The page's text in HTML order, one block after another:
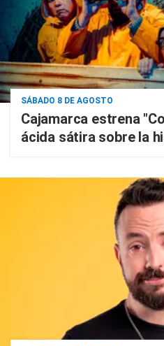
SÁBADO 8 DE AGOSTO
Cajamarca estrena
ácida sátira sobre la